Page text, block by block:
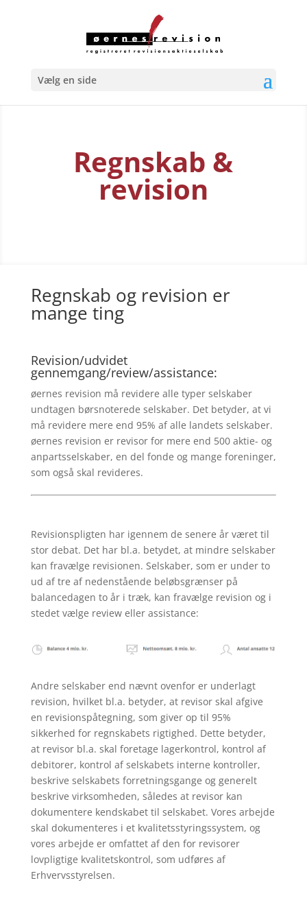
Vælg en side
Regnskab &
revision
Regnskab og revision er
mange ting
Revision/udvidet
gennemgang/review/assistance:
øernes revision må revidere alle typer selskaber
undtagen børsnoterede selskaber. Det betyder, at vi
må revidere mere end 95% af alle landets selskaber.
øernes revision er revisor for mere end 500 aktie- og
anpartsselskaber, en del fonde og mange foreninger,
som også skal revideres.
Revisionspligten har igennem de senere år været til
stor debat. Det har bl.a. betydet, at mindre selskaber
kan fravælge revisionen. Selskaber, som er under to
ud af tre af nedenstående beløbsgrænser på
balancedagen to år i træk, kan fravælge revision og i
stedet vælge review eller assistance:
Andre selskaber end nævnt ovenfor er underlagt
revision, hvilket bl.a. betyder, at revisor skal afgive
en revisionspåtegning, som giver op til 95%
sikkerhed for regnskabets rigtighed. Dette betyder,
at revisor bl.a. skal foretage lagerkontrol, kontrol af
debitorer, kontrol af selskabets interne kontroller,
beskrive selskabets forretningsgange og generelt
beskrive virksomheden, således at revisor kan
dokumentere kendskabet til selskabet. Vores arbejde
skal dokumenteres i et kvalitetsstyringssystem, og
vores arbejde er omfattet af den for revisorer
lovpligtige kvalitetskontrol, som udføres af
Erhvervsstyrelsen.